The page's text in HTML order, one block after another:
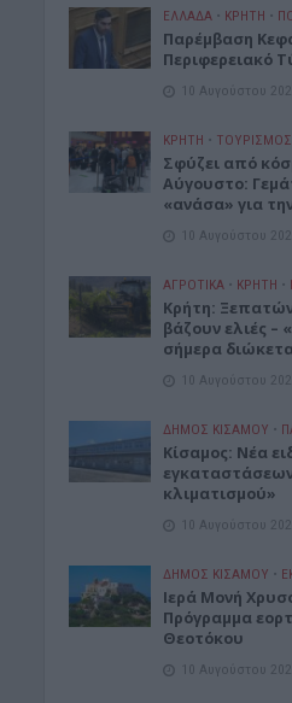
ΕΛΛΑΔΑ • ΚΡΗΤΗ •
Παρέμβαση
Περιφερειακό
10 Αυγούστου
ΚΡΗΤΗ • ΤΟΥΡΙΣΜΟΣ
Σφύζει από
Αύγουστο:
«ανάσα» για
10 Αυγούστου
ΑΓΡΟΤΙΚΑ • ΚΡΗΤΗ •
Κρήτη:
βάζουν ελιές –
σήμερα
10 Αυγούστου
ΔΉΜΟΣ ΚΙΣΆΜΟΥ •
Κίσαμος: Νέα
κλιματισμού»
10 Αυγούστου
ΔΉΜΟΣ ΚΙΣΆΜΟΥ •
Ιερά Μονή
Πρόγραμμα
Θεοτόκου
10 Αυγούστου